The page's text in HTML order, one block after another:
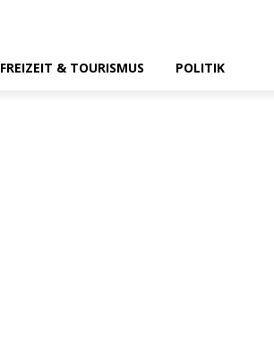
FREIZEIT & TOURISMUS POLITIK